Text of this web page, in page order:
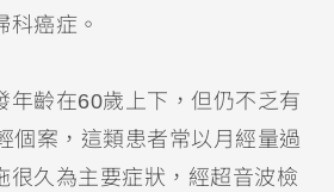
科癌症。
年齡在60歲上下，但仍不乏有
個案，這類患者常以月經量過
很久為主要症狀，經超音波檢